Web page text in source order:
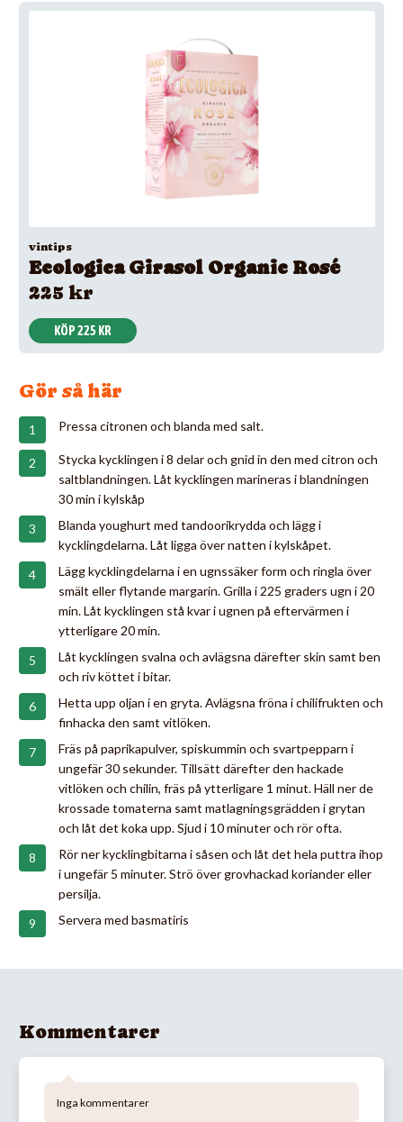
vintips
Ecologica Girasol Organic Rosé
225 kr
KÖP 225 KR
Gör så här
Pressa citronen och blanda med salt.
Stycka kycklingen i 8 delar och gnid in den med citron och
saltblandningen. Låt kycklingen marineras i blandningen
30 min i kylskåp
Blanda youghurt med tandoorikrydda och lägg i
kycklingdelarna. Låt ligga över natten i kylskåpet.
Lägg kycklingdelarna i en ugnssäker form och ringla över
smält eller flytande margarin. Grilla i 225 graders ugn i 20
min. Låt kycklingen stå kvar i ugnen på eftervärmen i
ytterligare 20 min.
Låt kycklingen svalna och avlägsna därefter skin samt ben
och riv köttet i bitar.
Hetta upp oljan i en gryta. Avlägsna fröna i chilifrukten och
finhacka den samt vitlöken.
Fräs på paprikapulver, spiskummin och svartpepparn i
ungefär 30 sekunder. Tillsätt därefter den hackade
vitlöken och chilin, fräs på ytterligare 1 minut. Häll ner de
krossade tomaterna samt matlagningsgrädden i grytan
och låt det koka upp. Sjud i 10 minuter och rör ofta.
Rör ner kycklingbitarna i såsen och låt det hela puttra ihop
i ungefär 5 minuter. Strö över grovhackad koriander eller
persilja.
Servera med basmatiris
Kommentarer
Inga kommentarer